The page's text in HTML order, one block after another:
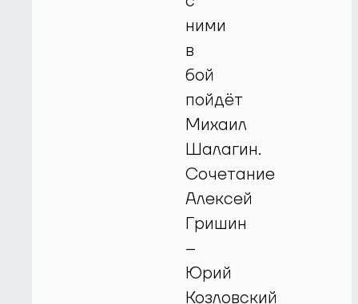
ними
в
бой
пойдёт
Михаил
Шалагин.
Сочетание
Алексей
Гришин
–
Юрий
Козловский